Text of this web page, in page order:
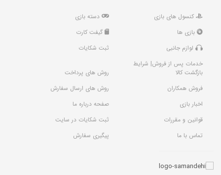
کنسول های بازی
دسته بازی
بازی ها
گیفت کارت
لوازم جانبی
ثبت شکایات
خدمات پس از فروش| شرایط
بازگشت کالا
روش های پرداخت
فروش همکاران
روش های ارسال سفارش
اخبار بازی
صفحه درباره ما
قوانین و مقررات
ثبت شکایات در سایت
تماس با ما
پیگیری سفارش